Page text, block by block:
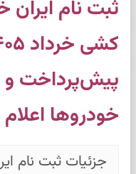
ثبت نام
پیش‌پرداخت و
خودروها